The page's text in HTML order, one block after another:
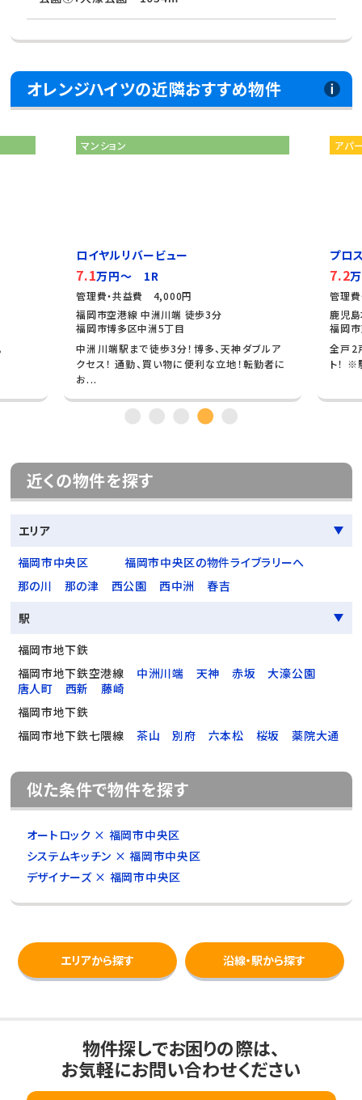
オレンジハイツの近隣おすすめ物件
マンション
ロイヤルリバービュー
7.1万円～ 1R
管理費・共益費 4,000円
福岡市空港線 中洲川端 徒歩3分
福岡市博多区中洲5丁目
中洲川端駅まで徒歩3分！博多、天神ダブルア
クセス！ 通勤、買い物に便利な立地！転勤者に
お...
アパ
プロ
7.2
管理
鹿児
福岡
全戸2
ト！ ※
近くの物件を探す
エリア
福岡市中央区
福岡市中央区の物件ライブラリーへ
那の川
那の津 西公園 西中洲
春吉
駅
福岡市地下鉄
福岡市地下鉄空港線
中洲川端 天神 赤坂
大濠公園
唐人町
西新
藤崎
福岡市地下鉄
福岡市地下鉄七隈線
茶山 別府 六本松 桜坂 薬院大通
似た条件で物件を探す
オートロック × 福岡市中央区
システムキッチン × 福岡市中央区
デザイナーズ × 福岡市中央区
エリアから探す 沿線・駅から探す
物件探しでお困りの際は、
お気軽にお問い合わせください